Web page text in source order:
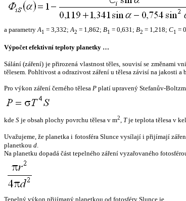
a parametryA1 = 3,332;A2 = 1,862; B1 = 0,631; B2 = 1,218; C1 =
Výpočet efektivní teploty planetky …
Sálání (záření) je přirozená vlastnost těles, souvisí se změnami
tělesem. Pohltivost a odrazivost záření u tělesa závisí na jakosti
Pro výkon záření černého tělesa P platí upravený Stefanův-
kde S je obsah plochy povrchu tělesa v m2, Tje teplota tělesa v
Uvažujeme, že planetka i fotosféra Slunce vysílají i přijímají
planetkou d.
Na planetku dopadá část tepelného záření vyzařovaného
Tepelný výkon přijímaný planetkou od fotosféry Slunce je